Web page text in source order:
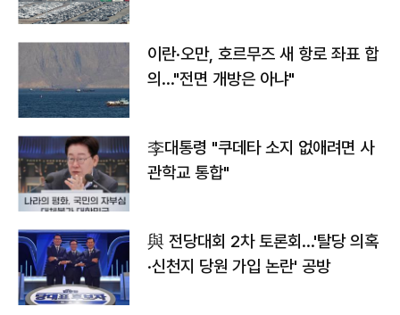
이란·오만, 호르무즈 새 항로 좌표 합
의…"전면 개방은 아냐"
李대통령 "쿠데타 소지 없애려면 사
관학교 통합"
與 전당대회 2차 토론회…'탈당 의혹
·신천지 당원 가입 논란' 공방